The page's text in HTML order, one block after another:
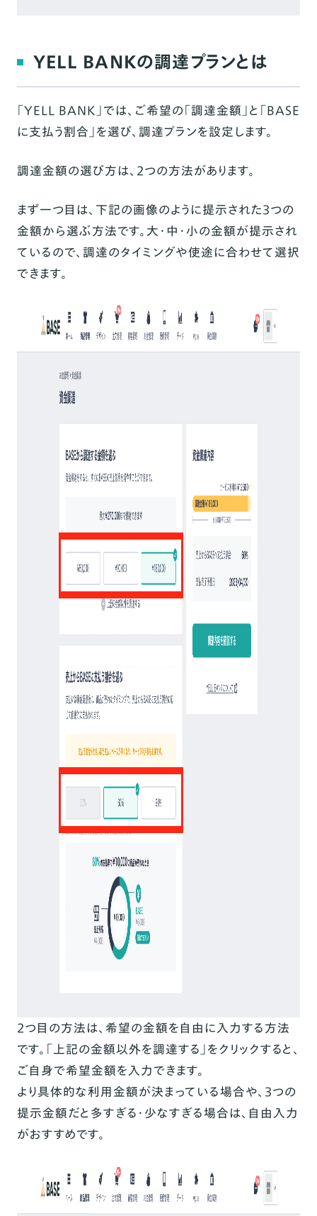
YELL BANKの調達プランとは
「YELL BANK」では、ご希望の「調達金額」と「BASE
に支払う割合」を選び、調達プランを設定します。
調達金額の選び方は、2つの方法があります。
まず一つ目は、下記の画像のように提示された3つの
金額から選ぶ方法です。大・中・小の金額が提示され
ているので、調達のタイミングや使途に合わせて選択
できます。
2つ目の方法は、希望の金額を自由に入力する方法
です。「上記の金額以外を調達する」をクリックすると、
ご自身で希望金額を入力できます。
より具体的な利用金額が決まっている場合や、3つの
提示金額だと多すぎる・少なすぎる場合は、自由入力
がおすすめです。